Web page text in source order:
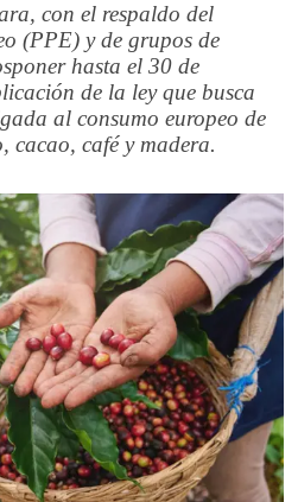
con el respaldo del
(PPE) y de grupos de
hasta el 30 de
de la ley que busca
al consumo europeo de
cacao, café y madera.